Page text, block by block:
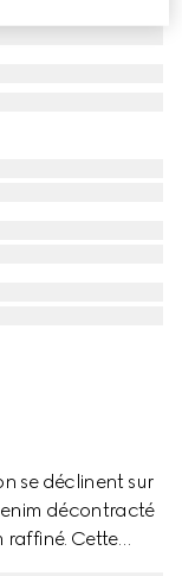
se déclinent sur
décontracté
raffiné. Cette